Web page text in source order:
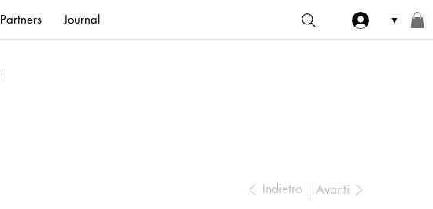
Partners Journal ▼
Indietro Avanti